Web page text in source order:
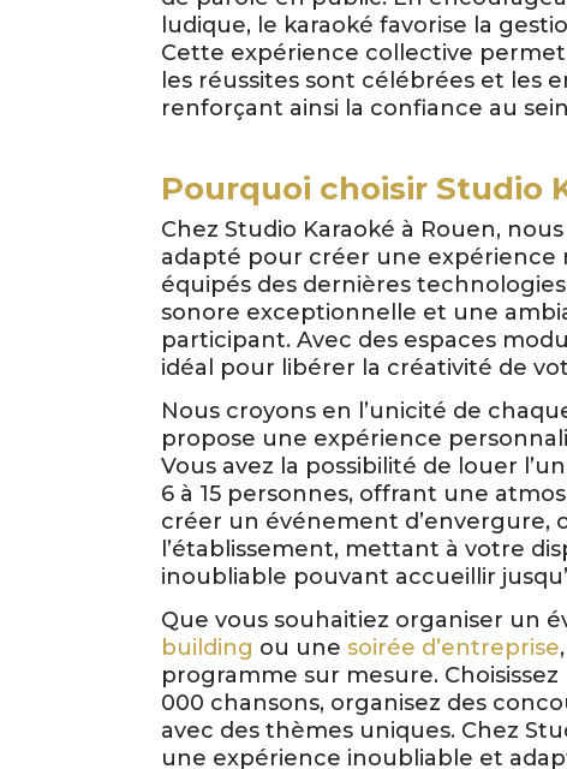
ludique, le karaoké favorise la
Cette expérience collective
les réussites sont célébrées et les
renforçant ainsi la confiance au
Pourquoi choisir Studio
Chez Studio Karaoké à Rouen,
adapté pour créer une expérience
équipés des dernières
sonore exceptionnelle et une
participant. Avec des espaces
idéal pour libérer la créativité de
Nous croyons en l’unicité de
propose une expérience
Vous avez la possibilité de louer
6 à 15 personnes, offrant une
créer un événement d’envergure,
l’établissement, mettant à votre
inoubliable pouvant accueillir
Que vous souhaitiez organiser un
building ou une soirée d’entreprise
programme sur mesure.
000 chansons, organisez des
avec des thèmes uniques. Chez
une expérience inoubliable et